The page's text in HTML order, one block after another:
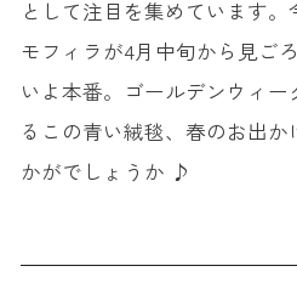
として注目を集めています
モフィラが4月中旬から見ご
いよ本番。ゴールデンウィ
るこの青い絨毯、春のお出
かがでしょうか ♪